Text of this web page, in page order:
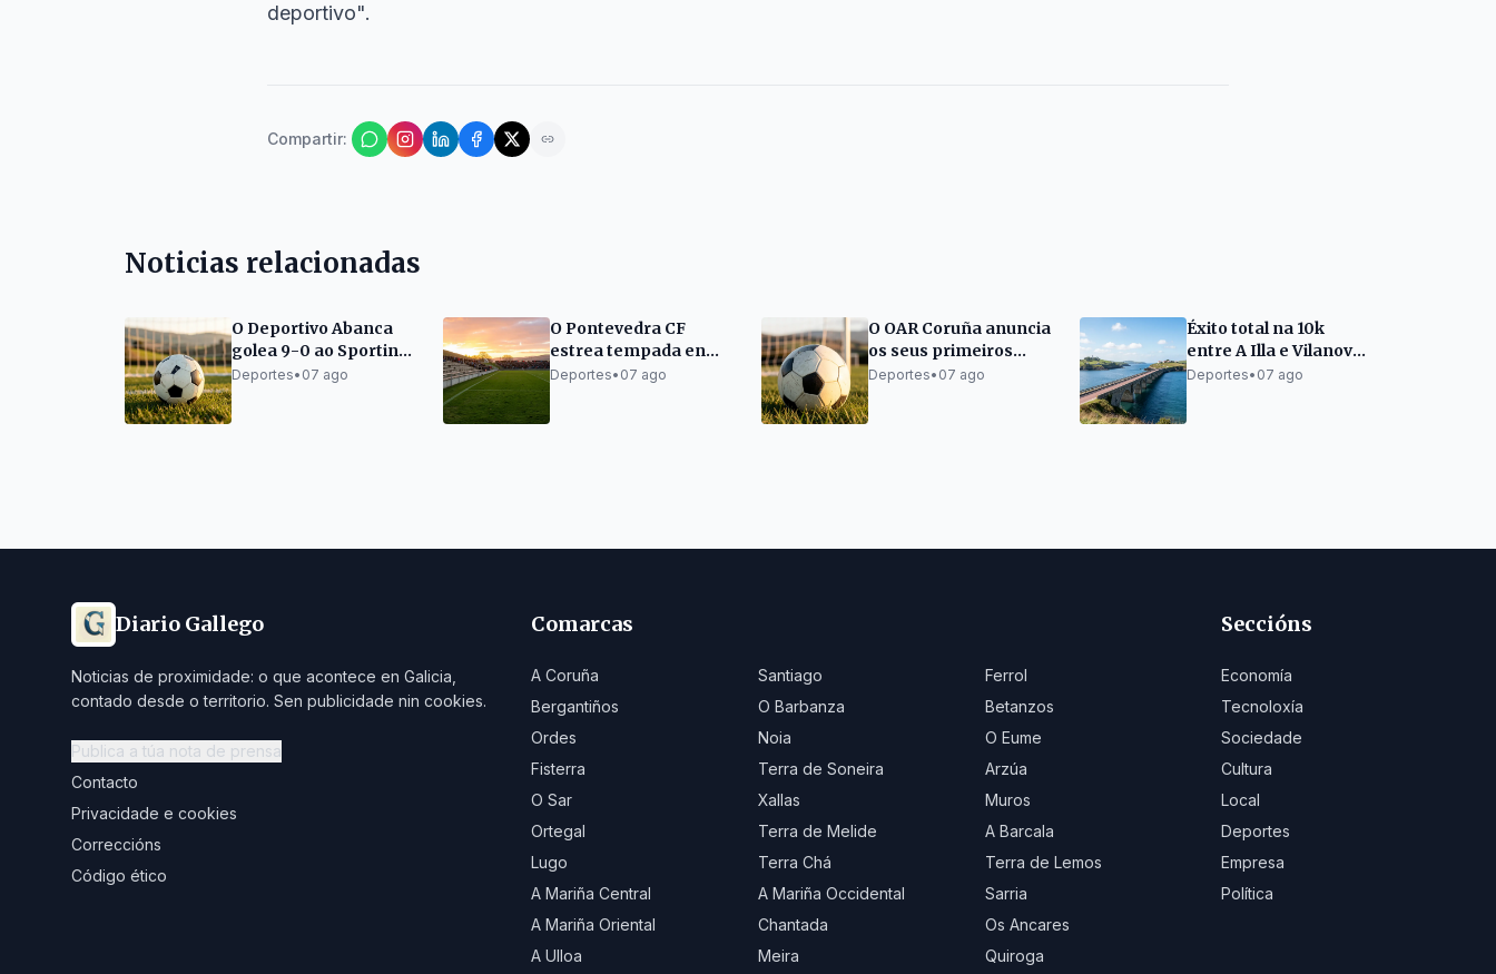
deportivo".
Compartir:
Noticias relacionadas
O Deportivo Abanca
golea 9-0 ao Sporting
tras o descanso
Deportes• 07 ago
O Pontevedra CF
estrea tempada en
Pasarón o 5 de
Deportes• 07 ago
O OAR Coruña anuncia
os seus primeiros
amigables de
Deportes• 07 ago
Éxito total na 10k
entre A Illa e Vilanova:
500 prazas esgotadas
Deportes• 07 ago
Diario Gallego
Noticias de proximidade: o que acontece en Galicia,
contado desde o territorio. Sen publicidade nin cookies.
Publica a túa nota de prensa
Contacto
Privacidade e cookies
Correccións
Código ético
Comarcas
A Coruña Santiago
Ferrol
Bergantiños
O Barbanza
Betanzos
Ordes
Noia
O Eume
Fisterra
Terra de Soneira
Arzúa
O Sar
Xallas
Muros
Ortegal
Terra de Melide
A Barcala
Lugo
Terra Chá
Terra de Lemos
A Mariña Central
A Mariña Occidental
Sarria
A Mariña Oriental
Chantada
Os Ancares
A Ulloa
Meira Quiroga
Seccións
Economía
Tecnoloxía
Sociedade
Cultura
Local
Deportes
Empresa
Política